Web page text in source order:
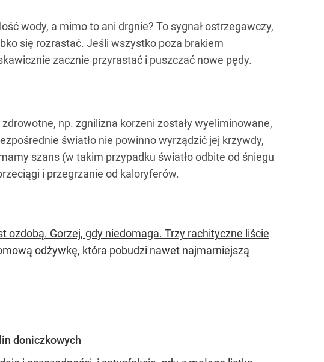
wody, a mimo to ani drgnie? To sygnał ostrzegawczy,
się rozrastać. Jeśli wszystko poza brakiem
zacznie przyrastać i puszczać nowe pędy.
np. zgnilizna korzeni zostały wyeliminowane,
światło nie powinno wyrządzić jej krzywdy,
szans (w takim przypadku światło odbite od śniegu
i przegrzanie od kaloryferów.
Gorzej, gdy niedomaga. Trzy rachityczne liście
odżywkę, która pobudzi nawet najmarniejszą
doniczkowych